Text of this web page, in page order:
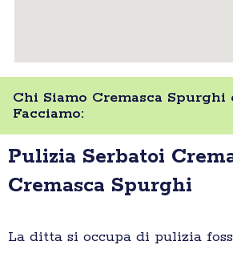
Chi Siamo Cremasca Spurghi
Facciamo:
Pulizia Serbatoi
Cremasca Spurghi
La ditta si occupa di pulizia